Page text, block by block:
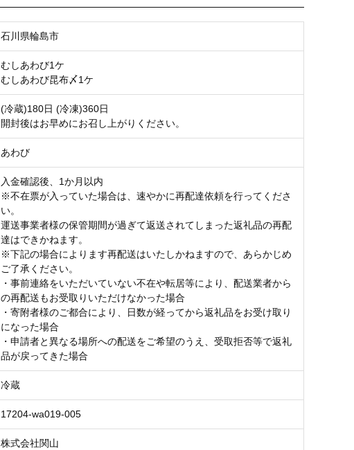
石川県輪島市
むしあわび1ケ
むしあわび昆布〆1ケ
(冷蔵)180日 (冷凍)360日
開封後はお早めにお召し上がりください。
あわび
入金確認後、1か月以内
※不在票が入っていた場合は、速やかに再配達依頼を行ってくださ
い。
運送事業者様の保管期間が過ぎて返送されてしまった返礼品の再配
達はできかねます。
※下記の場合によります再配送はいたしかねますので、あらかじめ
ご了承ください。
・事前連絡をいただいていない不在や転居等により、配送業者から
の再配送もお受取りいただけなかった場合
・寄附者様のご都合により、日数が経ってから返礼品をお受け取り
になった場合
・申請者と異なる場所への配送をご希望のうえ、受取拒否等で返礼
品が戻ってきた場合
冷蔵
17204-wa019-005
株式会社関山